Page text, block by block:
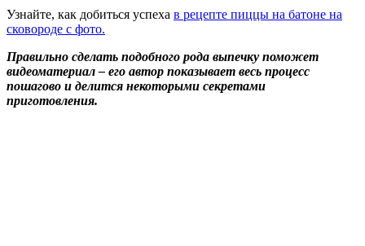
Узнайте, как добиться успеха в рецепте пиццы на батоне на
сковороде с фото.
Правильно сделать подобного рода выпечку поможет
видеоматериал – его автор показывает весь процесс
пошагово и делится некоторыми секретами
приготовления.